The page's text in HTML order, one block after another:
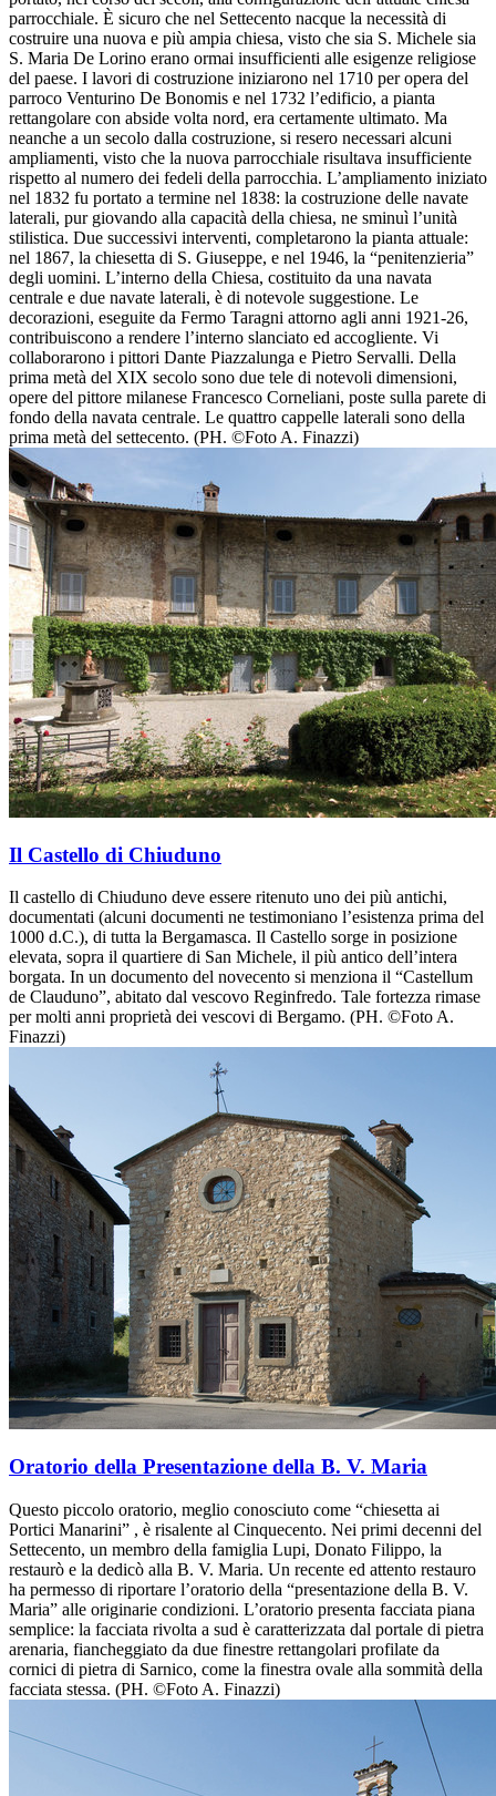
parrocchiale. È sicuro che nel Settecento nacque la necessità di
costruire una nuova e più ampia chiesa, visto che sia S. Michele sia
S. Maria De Lorino erano ormai insufficienti alle esigenze religiose
del paese. I lavori di costruzione iniziarono nel 1710 per opera del
parroco Venturino De Bonomis e nel 1732 l’edificio, a pianta
rettangolare con abside volta nord, era certamente ultimato. Ma
neanche a un secolo dalla costruzione, si resero necessari alcuni
ampliamenti, visto che la nuova parrocchiale risultava insufficiente
rispetto al numero dei fedeli della parrocchia. L’ampliamento iniziato
nel 1832 fu portato a termine nel 1838: la costruzione delle navate
laterali, pur giovando alla capacità della chiesa, ne sminuì l’unità
stilistica. Due successivi interventi, completarono la pianta attuale:
nel 1867, la chiesetta di S. Giuseppe, e nel 1946, la “penitenzieria”
degli uomini. L’interno della Chiesa, costituito da una navata
centrale e due navate laterali, è di notevole suggestione. Le
decorazioni, eseguite da Fermo Taragni attorno agli anni 1921-26,
contribuiscono a rendere l’interno slanciato ed accogliente. Vi
collaborarono i pittori Dante Piazzalunga e Pietro Servalli. Della
prima metà del XIX secolo sono due tele di notevoli dimensioni,
opere del pittore milanese Francesco Corneliani, poste sulla parete di
fondo della navata centrale. Le quattro cappelle laterali sono della
prima metà del settecento. (PH. ©Foto A. Finazzi)
Il Castello di Chiuduno
Il castello di Chiuduno deve essere ritenuto uno dei più antichi,
documentati (alcuni documenti ne testimoniano l’esistenza prima del
1000 d.C.), di tutta la Bergamasca. Il Castello sorge in posizione
elevata, sopra il quartiere di San Michele, il più antico dell’intera
borgata. In un documento del novecento si menziona il “Castellum
de Clauduno”, abitato dal vescovo Reginfredo. Tale fortezza rimase
per molti anni proprietà dei vescovi di Bergamo. (PH. ©Foto A.
Finazzi)
Oratorio della Presentazione della B. V. Maria
Questo piccolo oratorio, meglio conosciuto come “chiesetta ai
Portici Manarini” , è risalente al Cinquecento. Nei primi decenni del
Settecento, un membro della famiglia Lupi, Donato Filippo, la
restaurò e la dedicò alla B. V. Maria. Un recente ed attento restauro
ha permesso di riportare l’oratorio della “presentazione della B. V.
Maria” alle originarie condizioni. L’oratorio presenta facciata piana
semplice: la facciata rivolta a sud è caratterizzata dal portale di pietra
arenaria, fiancheggiato da due finestre rettangolari profilate da
cornici di pietra di Sarnico, come la finestra ovale alla sommità della
facciata stessa. (PH. ©Foto A. Finazzi)